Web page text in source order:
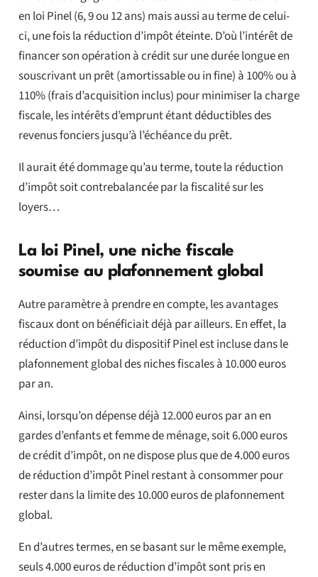
en loi Pinel (6, 9 ou 12 ans) mais aussi au terme de celui-
ci, une fois la réduction d’impôt éteinte. D’où l’intérêt de
financer son opération à crédit sur une durée longue en
souscrivant un prêt (amortissable ou in fine) à 100% ou à
110% (frais d’acquisition inclus) pour minimiser la charge
fiscale, les intérêts d’emprunt étant déductibles des
revenus fonciers jusqu’à l’échéance du prêt.
Il aurait été dommage qu’au terme, toute la réduction
d’impôt soit contrebalancée par la fiscalité sur les
loyers…
La loi Pinel, une niche fiscale
soumise au plafonnement global
Autre paramètre à prendre en compte, les avantages
fiscaux dont on bénéficiait déjà par ailleurs. En effet, la
réduction d’impôt du dispositif Pinel est incluse dans le
plafonnement global des niches fiscales à 10.000 euros
par an.
Ainsi, lorsqu’on dépense déjà 12.000 euros par an en
gardes d’enfants et femme de ménage, soit 6.000 euros
de crédit d’impôt, on ne dispose plus que de 4.000 euros
de réduction d’impôt Pinel restant à consommer pour
rester dans la limite des 10.000 euros de plafonnement
global.
En d’autres termes, en se basant sur le même exemple,
seuls 4.000 euros de réduction d’impôt sont pris en